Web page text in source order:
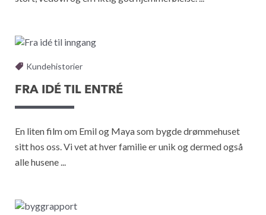
Kundehistorier
FRA IDÉ TIL ENTRÉ
En liten film om Emil og Maya som bygde drømmehuset
sitt hos oss. Vi vet at hver familie er unik og dermed også
alle husene ...